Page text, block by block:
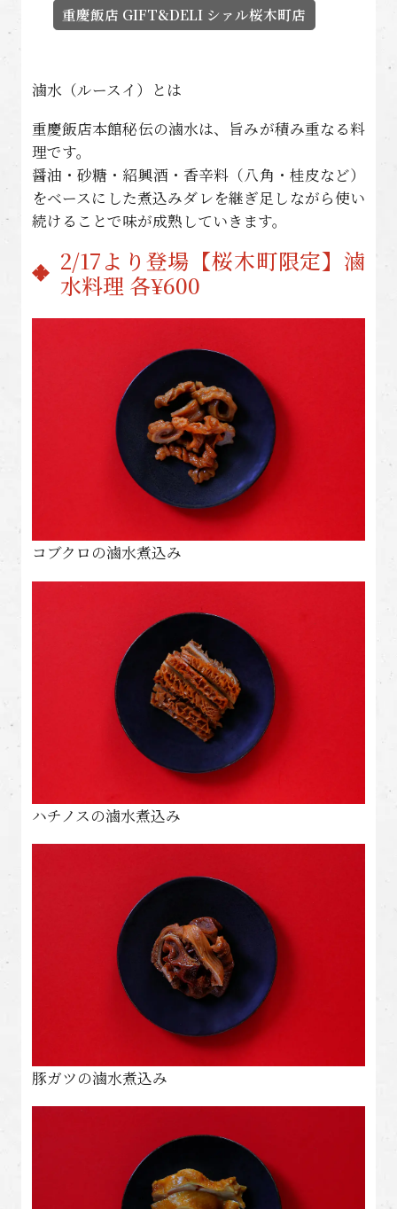
重慶飯店 GIFT&DELI シァル桜木町店
滷水（ルースイ）とは
重慶飯店本館秘伝の滷水は、旨みが積み重なる料
理です。
醤油・砂糖・紹興酒・香辛料（八角・桂皮など）
をベースにした煮込みダレを継ぎ足しながら使い
続けることで味が成熟していきます。
2/17より登場【桜木町限定】滷
水料理 各¥600
コブクロの滷水煮込み
ハチノスの滷水煮込み
豚ガツの滷水煮込み